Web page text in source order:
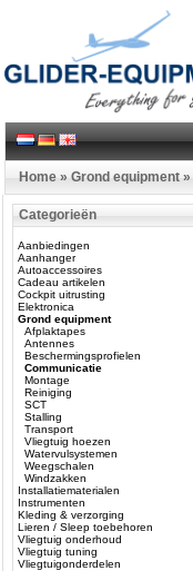
Home » Grond equipment »
Categorieën
Aanbiedingen
Aanhanger
Autoaccessoires
Cadeau artikelen
Cockpit uitrusting
Elektronica
Grond equipment
Afplaktapes
Antennes
Beschermingsprofielen
Communicatie
Montage
Reiniging
SCT
Stalling
Transport
Vliegtuig hoezen
Watervulsystemen
Weegschalen
Windzakken
Installatiematerialen
Instrumenten
Kleding & verzorging
Lieren / Sleep toebehoren
Vliegtuig onderhoud
Vliegtuig tuning
Vliegtuigonderdelen